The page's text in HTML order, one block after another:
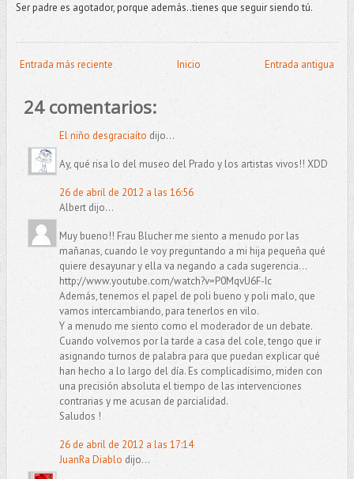
Ser padre es agotador, porque además..tienes que seguir siendo tú.
Entrada más reciente Entrada antigua
Inicio
24 comentarios:
El niño desgraciaíto dijo...
Ay, qué risa lo del museo del Prado y los artistas vivos!! XDD
26 de abril de 2012 a las 16:56
Albert dijo...
Muy bueno!! Frau Blucher me siento a menudo por las
mañanas, cuando le voy preguntando a mi hija pequeña qué
quiere desayunar y ella va negando a cada sugerencia...
http://www.youtube.com/watch?v=P0MqvU6F-Ic
Además, tenemos el papel de poli bueno y poli malo, que
vamos intercambiando, para tenerlos en vilo.
Y a menudo me siento como el moderador de un debate.
Cuando volvemos por la tarde a casa del cole, tengo que ir
asignando turnos de palabra para que puedan explicar qué
han hecho a lo largo del día. Es complicadísimo, miden con
una precisión absoluta el tiempo de las intervenciones
contrarias y me acusan de parcialidad.
Saludos !
26 de abril de 2012 a las 17:14
JuanRa Diablo dijo...